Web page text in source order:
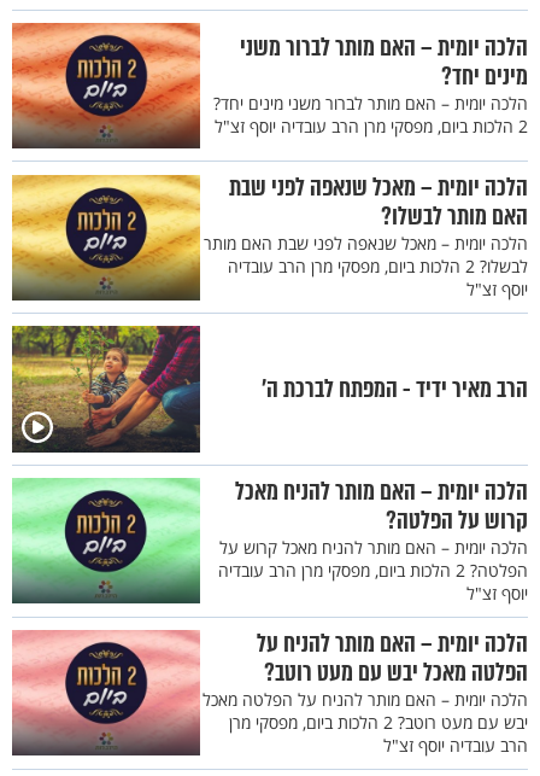
הלכה יומית – האם מותר לברור משני
מינים יחד?
הלכה יומית – האם מותר לברור משני מינים יחד?
2 הלכות ביום, מפסקי מרן הרב עובדיה יוסף זצ"ל
הלכה יומית – מאכל שנאפה לפני שבת
האם מותר לבשלו?
הלכה יומית – מאכל שנאפה לפני שבת האם מותר
לבשלו? 2 הלכות ביום, מפסקי מרן הרב עובדיה
יוסף זצ"ל
הרב מאיר ידיד - המפתח לברכת ה’
הלכה יומית – האם מותר להניח מאכל
קרוש על הפלטה?
הלכה יומית – האם מותר להניח מאכל קרוש על
הפלטה? 2 הלכות ביום, מפסקי מרן הרב עובדיה
יוסף זצ"ל
הלכה יומית – האם מותר להניח על
הפלטה מאכל יבש עם מעט רוטב?
הלכה יומית – האם מותר להניח על הפלטה מאכל
יבש עם מעט רוטב? 2 הלכות ביום, מפסקי מרן
הרב עובדיה יוסף זצ"ל